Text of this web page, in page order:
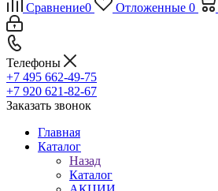
Сравнение0 Отложенные 0
Телефоны
+7 495 662-49-75
+7 920 621-82-67
Заказать звонок
Главная
Каталог
Назад
Каталог